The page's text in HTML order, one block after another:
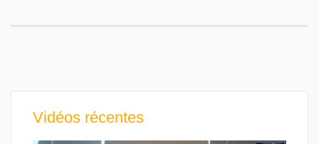
Vidéos récentes